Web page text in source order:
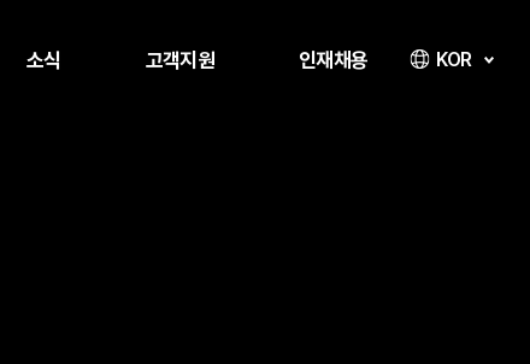
소식 고객지원 인재채용 KOR